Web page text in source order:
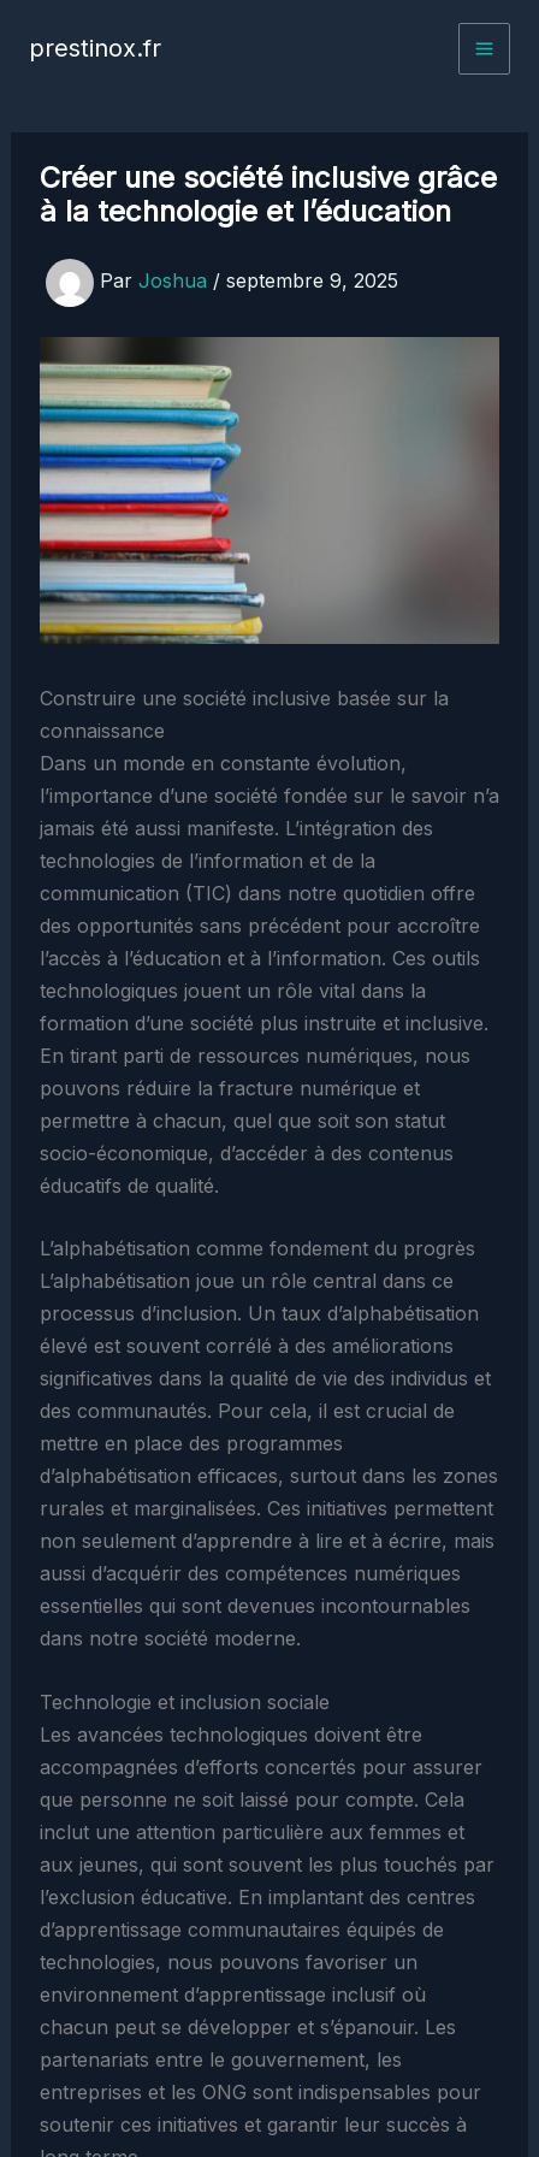
prestinox.fr
Créer une société inclusive grâce
à la technologie et l’éducation
Par Joshua / septembre 9, 2025
Construire une société inclusive basée sur la
connaissance
Dans un monde en constante évolution,
l’importance d’une société fondée sur le savoir n’a
jamais été aussi manifeste. L’intégration des
technologies de l’information et de la
communication (TIC) dans notre quotidien offre
des opportunités sans précédent pour accroître
l’accès à l’éducation et à l’information. Ces outils
technologiques jouent un rôle vital dans la
formation d’une société plus instruite et inclusive.
En tirant parti de ressources numériques, nous
pouvons réduire la fracture numérique et
permettre à chacun, quel que soit son statut
socio-économique, d’accéder à des contenus
éducatifs de qualité.
L’alphabétisation comme fondement du progrès
L’alphabétisation joue un rôle central dans ce
processus d’inclusion. Un taux d’alphabétisation
élevé est souvent corrélé à des améliorations
significatives dans la qualité de vie des individus et
des communautés. Pour cela, il est crucial de
mettre en place des programmes
d’alphabétisation efficaces, surtout dans les zones
rurales et marginalisées. Ces initiatives permettent
non seulement d’apprendre à lire et à écrire, mais
aussi d’acquérir des compétences numériques
essentielles qui sont devenues incontournables
dans notre société moderne.
Technologie et inclusion sociale
Les avancées technologiques doivent être
accompagnées d’efforts concertés pour assurer
que personne ne soit laissé pour compte. Cela
inclut une attention particulière aux femmes et
aux jeunes, qui sont souvent les plus touchés par
l’exclusion éducative. En implantant des centres
d’apprentissage communautaires équipés de
technologies, nous pouvons favoriser un
environnement d’apprentissage inclusif où
chacun peut se développer et s’épanouir. Les
partenariats entre le gouvernement, les
entreprises et les ONG sont indispensables pour
soutenir ces initiatives et garantir leur succès à